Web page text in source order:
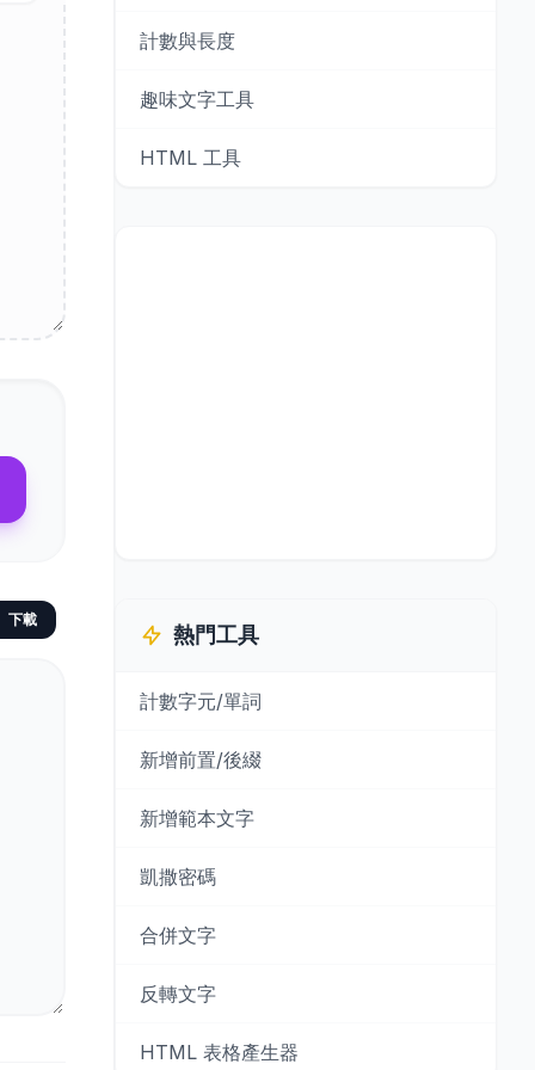
下載
計數與長度
趣味文字工具
HTML 工具
熱門工具
計數字元/單詞
新增前置/後綴
新增範本文字
凱撒密碼
合併文字
反轉文字
HTML 表格產生器